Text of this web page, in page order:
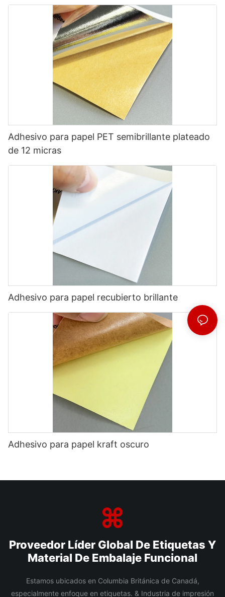
Adhesivo para papel PET semibrillante plateado
de 12 micras
Adhesivo para papel recubierto brillante
Adhesivo para papel kraft oscuro
Proveedor Líder Global De Etiquetas Y
Material De Embalaje Funcional
Estamos ubicados en Columbia Británica de Canadá,
especialmente enfoque en etiquetas. & Industria de impresión